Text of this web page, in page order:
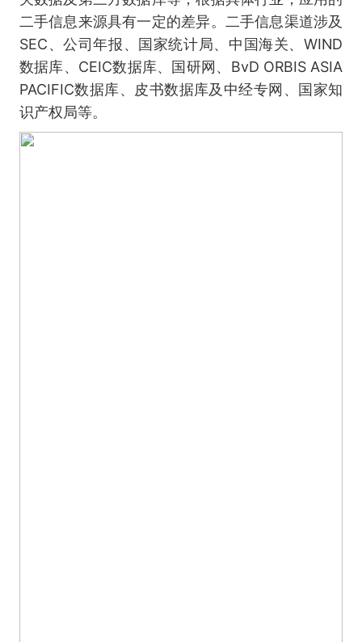
二手信息来源具有一定的差异。二手信息渠道涉及
SEC、公司年报、国家统计局、中国海关、WIND
数据库、CEIC数据库、国研网、BvD ORBIS ASIA
PACIFIC数据库、皮书数据库及中经专网、国家知
识产权局等。